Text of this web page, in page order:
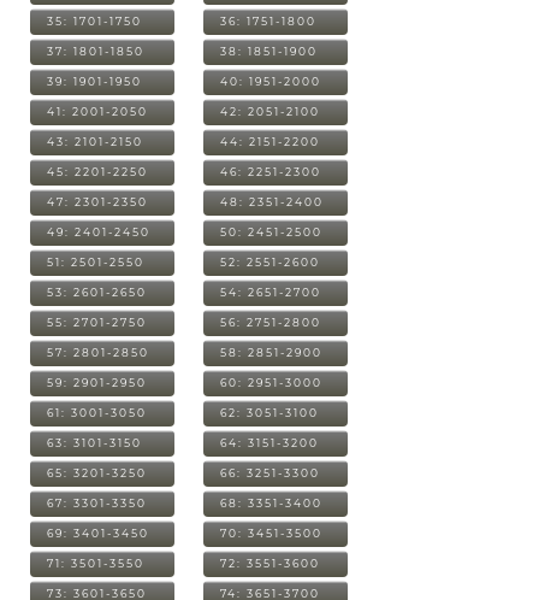
35: 1701-1750 36: 1751-1800
37: 1801-1850 38: 1851-1900
39: 1901-1950 40: 1951-2000
41: 2001-2050 42: 2051-2100
43: 2101-2150 44: 2151-2200
45: 2201-2250 46: 2251-2300
47: 2301-2350 48: 2351-2400
49: 2401-2450 50: 2451-2500
51: 2501-2550 52: 2551-2600
53: 2601-2650 54: 2651-2700
55: 2701-2750 56: 2751-2800
57: 2801-2850 58: 2851-2900
59: 2901-2950 60: 2951-3000
61: 3001-3050 62: 3051-3100
63: 3101-3150 64: 3151-3200
65: 3201-3250 66: 3251-3300
67: 3301-3350 68: 3351-3400
69: 3401-3450 70: 3451-3500
71: 3501-3550 72: 3551-3600
73: 3601-3650 74: 3651-3700